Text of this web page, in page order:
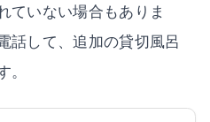
ていない場合もありま
話して、追加の貸切風呂